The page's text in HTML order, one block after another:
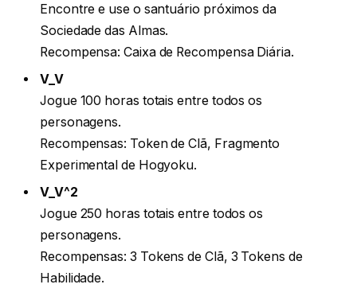
Encontre e use o santuário próximos da
Sociedade das Almas.
Recompensa: Caixa de Recompensa Diária.
V_V
Jogue 100 horas totais entre todos os
personagens.
Recompensas: Token de Clã, Fragmento
Experimental de Hogyoku.
V_V^2
Jogue 250 horas totais entre todos os
personagens.
Recompensas: 3 Tokens de Clã, 3 Tokens de
Habilidade.